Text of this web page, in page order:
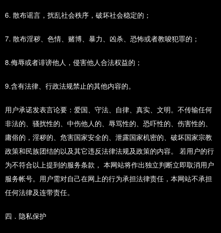
6. 散布谣言，扰乱社会秩序，破坏社会稳定的；
7. 散布淫秽、色情、赌博、暴力、凶杀、恐怖或者教唆犯罪的；
8.侮辱或者诽谤他人，侵害他人合法权益的；
9.含有法律、行政法规禁止的其他内容的。
用户承诺发表言论要：爱国、守法、自律、真实、文明。不传输任何
非法的、骚扰性的、中伤他人的、辱骂性的、恐吓性的、伤害性的、
庸俗的，淫秽的、危害国家安全的、泄露国家机密的、破坏国家宗教
政策和民族团结的以及其它违反法律法规及政策的内容。 若用户的行
为不符合以上提到的服务条款， 本网站将作出独立判断立即取消用户
服务帐号。用户需对自己在网上的行为承担法律责任，本网站不承担
任何法律及连带责任。
四．隐私保护